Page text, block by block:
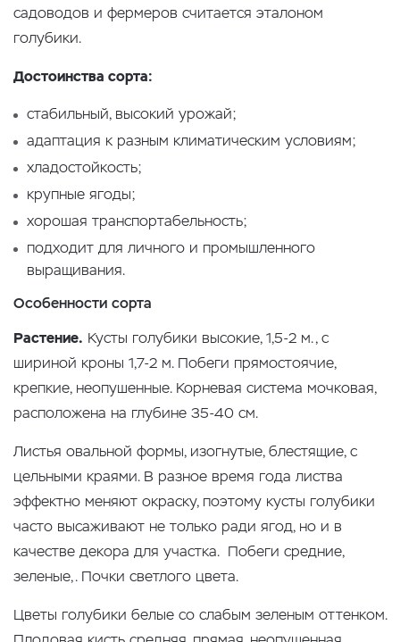
садоводов и фермеров считается эталоном
голубики.
Достоинства сорта:
стабильный, высокий урожай;
адаптация к разным климатическим условиям;
хладостойкость;
крупные ягоды;
хорошая транспортабельность;
подходит для личного и промышленного
выращивания.
Особенности сорта
Растение. Кусты голубики высокие, 1,5-2 м., с
шириной кроны 1,7-2 м. Побеги прямостоячие,
крепкие, неопушенные. Корневая система мочковая,
расположена на глубине 35-40 см.
Листья овальной формы, изогнутые, блестящие, с
цельными краями. В разное время года листва
эффектно меняют окраску, поэтому кусты голубики
часто высаживают не только ради ягод, но и в
качестве декора для участка. Побеги средние,
зеленые,. Почки светлого цвета.
Цветы голубики белые со слабым зеленым оттенком.